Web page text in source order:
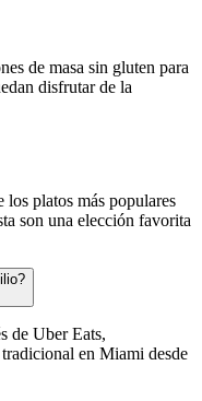
de masa sin gluten para
disfrutar de la
los platos más populares
son una elección favorita
de Uber Eats,
en Miami desde